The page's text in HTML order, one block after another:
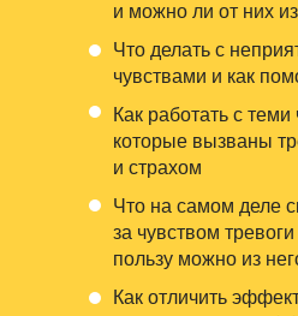
и можно ли от них
Что делать с
чувствами и как
Как работать с теми
которые вызваны
и страхом
Что на самом деле
за чувством
пользу можно из
Как отличить